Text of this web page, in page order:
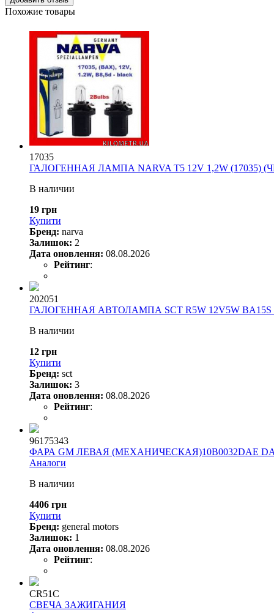
Похожие товары
17035
ГАЛОГЕННАЯ ЛАМПА NARVA T5 12V 1,2W (17035)
В наличии
19 грн
Купити
Бренд: narva
Залишок: 2
Дата оновлення: 08.08.2026
Рейтинг:
202051
ГАЛОГЕННАЯ АВТОЛАМПА SCT R5W 12V5W BA15S
В наличии
12 грн
Купити
Бренд: sct
Залишок: 3
Дата оновлення: 08.08.2026
Рейтинг:
96175343
ФАРА GM ЛЕВАЯ (МЕХАНИЧЕСКАЯ)10B0032DAE
Аналоги
В наличии
4406 грн
Купити
Бренд: general motors
Залишок: 1
Дата оновлення: 08.08.2026
Рейтинг:
CR51C
СВЕЧА ЗАЖИГАНИЯ